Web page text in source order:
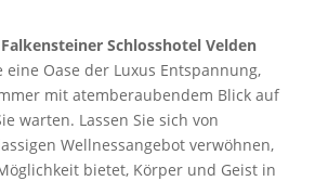
Falkensteiner Schlosshotel Velden
eine Oase der Luxus Entspannung,
mit atemberaubendem Blick auf
warten. Lassen Sie sich von
Wellnessangebot verwöhnen,
bietet, Körper und Geist in